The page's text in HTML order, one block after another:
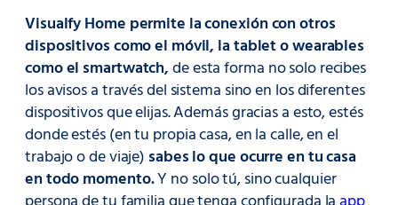
Visualfy Home permite la conexión con otros
dispositivos como el móvil, la tablet o wearables
como el smartwatch,de esta forma no solo recibes
los avisos a través del sistema sino en los diferentes
dispositivos que elijas. Además gracias a esto, estés
donde estés (en tu propia casa, en la calle, en el
trabajo o de viaje) sabes lo que ocurre en tu casa
en todo momento.Y no solo tú, sino cualquier